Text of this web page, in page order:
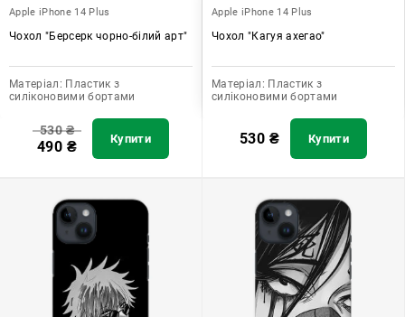
Apple iPhone 14 Plus
Чохол "Берсерк чорно-білий арт"
Матеріал: Пластик з
силіконовими бортами
530₴
490 ₴ Купити
Apple iPhone 14 Plus
Чохол "Кагуя ахегао"
Матеріал: Пластик з
силіконовими бортами
530 ₴ Купити